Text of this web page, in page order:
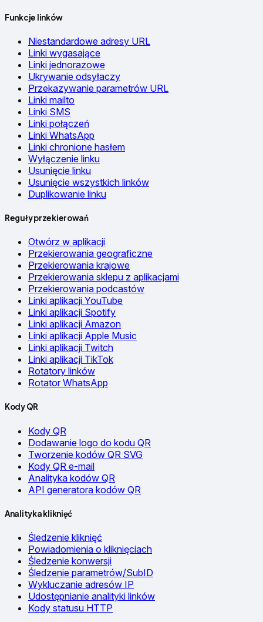
Funkcje linków
Niestandardowe adresy URL
Linki wygasające
Linki jednorazowe
Ukrywanie odsyłaczy
Przekazywanie parametrów URL
Linki mailto
Linki SMS
Linki połączeń
Linki WhatsApp
Linki chronione hasłem
Wyłączenie linku
Usunięcie linku
Usunięcie wszystkich linków
Duplikowanie linku
Reguły przekierowań
Otwórz w aplikacji
Przekierowania geograficzne
Przekierowania krajowe
Przekierowania sklepu z aplikacjami
Przekierowania podcastów
Linki aplikacji YouTube
Linki aplikacji Spotify
Linki aplikacji Amazon
Linki aplikacji Apple Music
Linki aplikacji Twitch
Linki aplikacji TikTok
Rotatory linków
Rotator WhatsApp
Kody QR
Kody QR
Dodawanie logo do kodu QR
Tworzenie kodów QR SVG
Kody QR e-mail
Analityka kodów QR
API generatora kodów QR
Analityka kliknięć
Śledzenie kliknięć
Powiadomienia o kliknięciach
Śledzenie konwersji
Śledzenie parametrów/SubID
Wykluczanie adresów IP
Udostępnianie analityki linków
Kody statusu HTTP